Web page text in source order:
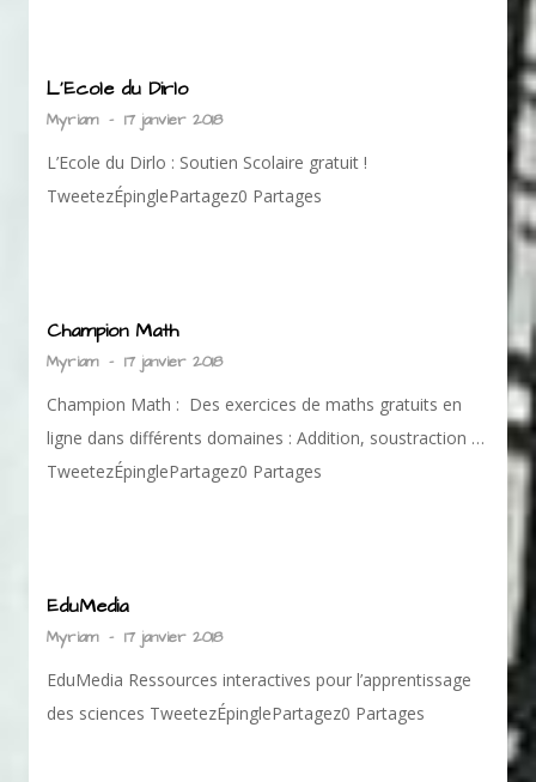
L’Ecole du Dirlo
Myriam - 17 janvier 2018
L’Ecole du Dirlo : Soutien Scolaire gratuit !
TweetezÉpinglePartagez0 Partages
Champion Math
Myriam - 17 janvier 2018
Champion Math : Des exercices de maths gratuits en
ligne dans différents domaines : Addition, soustraction …
TweetezÉpinglePartagez0 Partages
EduMedia
Myriam - 17 janvier 2018
EduMedia Ressources interactives pour l’apprentissage
des sciences TweetezÉpinglePartagez0 Partages